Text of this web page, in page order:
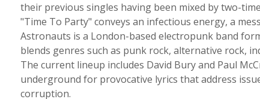
their previous singles having been mixed by two-
"Time To Party" conveys an infectious energy, a
Astronauts is a London-based electropunk band
blends genres such as punk rock, alternative rock,
The current lineup includes David Bury and Paul
underground for provocative lyrics that address
corruption.